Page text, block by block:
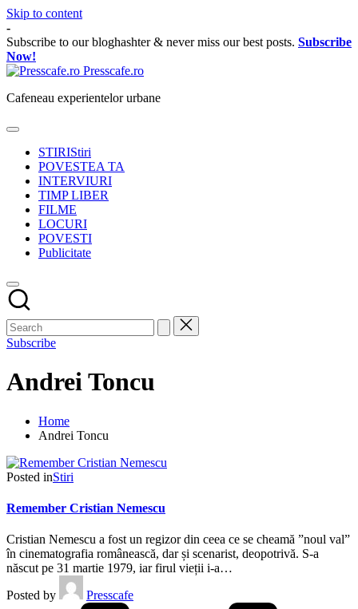
Skip to content
-
Subscribe to our bloghashter & never miss our best posts. Subscribe
Now!
Presscafe.ro
Cafeneau experientelor urbane
STIRIStiri
POVESTEA TA
INTERVIURI
TIMP LIBER
FILME
LOCURI
POVESTI
Publicitate
Subscribe
Andrei Toncu
Home
Andrei Toncu
Posted inStiri
Remember Cristian Nemescu
Cristian Nemescu a fost un regizor din ceea ce se cheamă ”noul val”
în cinematografia românească, dar și scenarist, deopotrivă. S-a
născut pe 31 martie 1979, iar firul vieții i-a…
Posted by
Presscafe